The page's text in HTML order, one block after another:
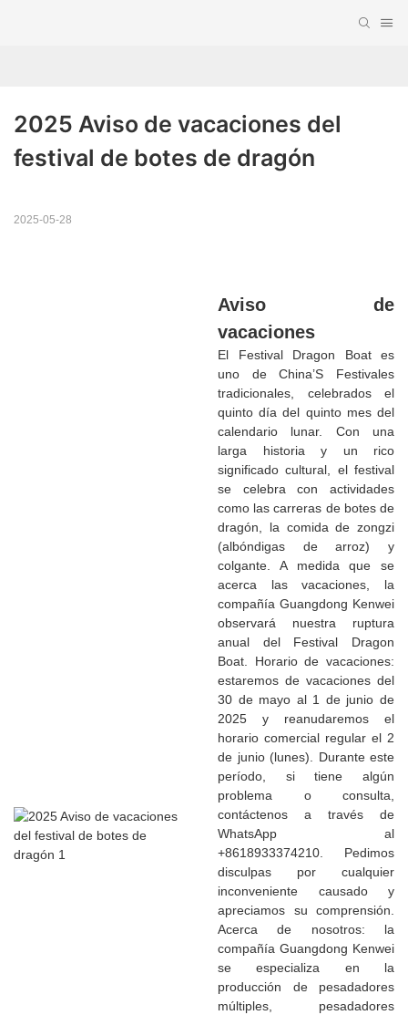
2025 Aviso de vacaciones del
festival de botes de dragón
2025-05-28
Aviso de
vacaciones
El Festival Dragon Boat es
uno de China’S Festivales
tradicionales, celebrados el
quinto día del quinto mes del
calendario lunar. Con una
larga historia y un rico
significado cultural, el festival
se celebra con actividades
como las carreras de botes de
dragón, la comida de zongzi
(albóndigas de arroz) y
colgante. A medida que se
acerca las vacaciones, la
compañía Guangdong Kenwei
observará nuestra ruptura
anual del Festival Dragon
Boat. Horario de vacaciones:
estaremos de vacaciones del
30 de mayo al 1 de junio de
2025 y reanudaremos el
horario comercial regular el 2
de junio (lunes). Durante este
período, si tiene algún
problema o consulta,
contáctenos a través de
WhatsApp al
+8618933374210. Pedimos
disculpas por cualquier
inconveniente causado y
apreciamos su comprensión.
Acerca de nosotros: la
compañía Guangdong Kenwei
se especializa en la
producción de pesadadores
múltiples, pesadadores